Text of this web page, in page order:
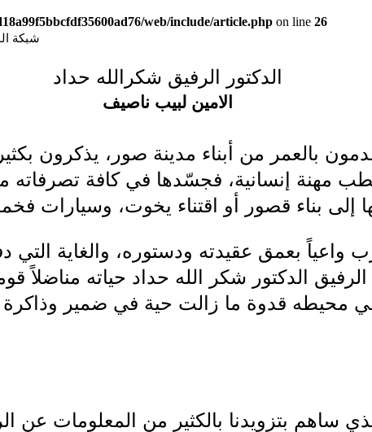
web/include/article.php on line 26
شبكة
الدكتور الرفيق شكرالله حداد
الامين لبيب ناصيف
بالعمر من أبناء مدينة صور، يذكرون
مهنة إنسانية، فجسّدها في كافة تصرفاته
إلى بناء قصور أو اقتناء يخوت، وسيارات
واعياً بعمق عقيدته ودستوره، والغاية
الدكتور شكر الله حداد حياته مناضلاً
محيطه قدوة ما زالت حية في ضمير وذاكرة
ساهم بتزويدنا بالكثير من المعلومات عن